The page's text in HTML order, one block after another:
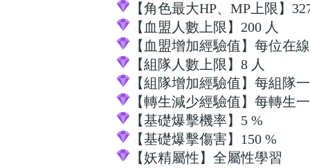
【角色最大HP、MP上限】
【血盟人數上限】200 人
【血盟增加經驗值】每位在
【組隊人數上限】8 人
【組隊增加經驗值】每組隊
【轉生減少經驗值】每轉生
【基礎爆擊機率】5 %
【基礎爆擊傷害】150 %
【妖精屬性】全屬性學習